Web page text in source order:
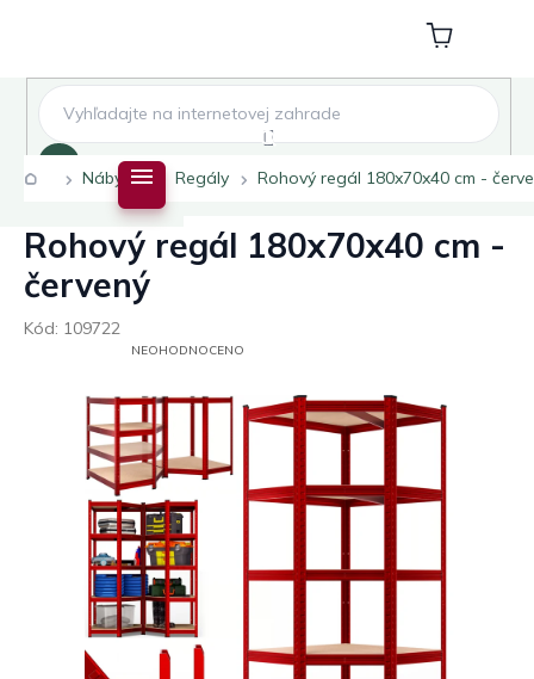
Nákupní
košík
DomůNábytek Regály Rohový regál 180x70x40 cm -
Rohový regál 180x70x40 cm -
červený
Kód: 109722
PRŮMĚRNÉ
HVĚZDIČEK.
NEOHODNOCENO